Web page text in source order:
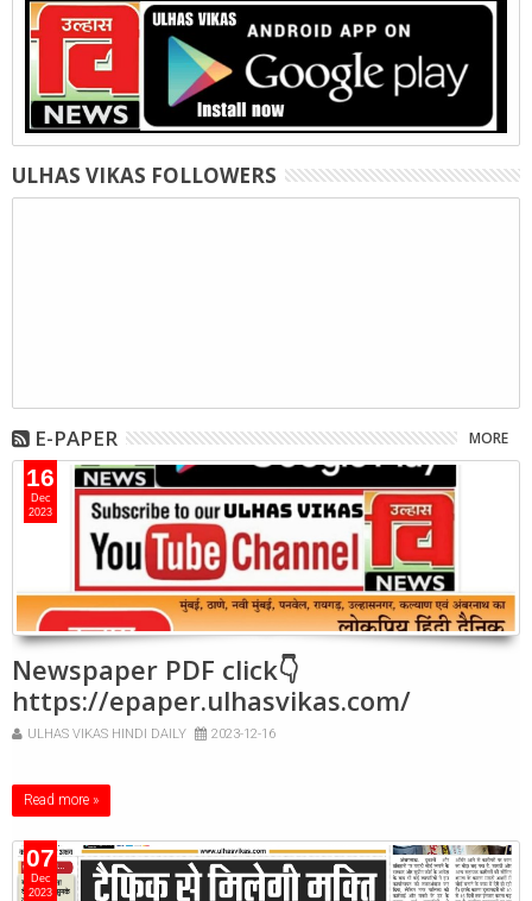
ULHAS VIKAS FOLLOWERS
E-PAPER MORE
16
Dec
2023
Newspaper PDF click👇
https://epaper.ulhasvikas.com/
ULHAS VIKAS HINDI DAILY 2023-12-16
Read more »
07
Dec
2023